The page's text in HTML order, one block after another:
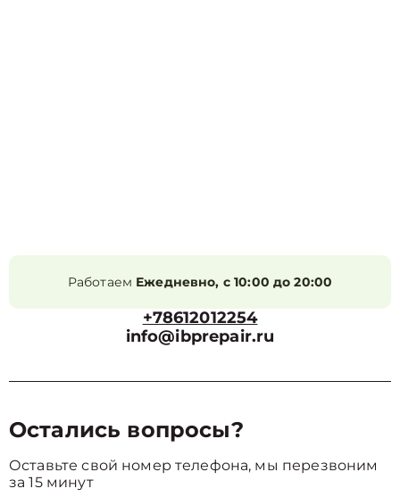
Работаем Ежедневно, с 10:00 до 20:00
+78612012254
info@ibprepair.ru
Остались вопросы?
Оставьте свой номер телефона, мы перезвоним
за 15 минут